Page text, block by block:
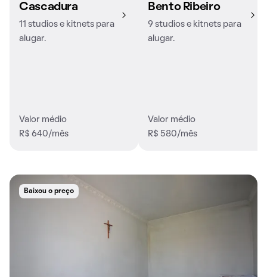
Cascadura
11 studios e kitnets para
alugar.
Valor médio
R$ 640/mês
Bento Ribeiro
9 studios e kitnets para
alugar.
Valor médio
R$ 580/mês
Baixou o preço